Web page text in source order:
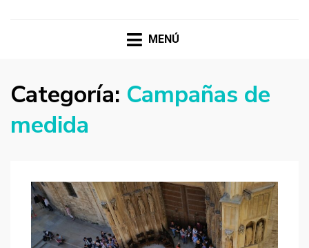
MENÚ
Categoría: Campañas de
medida